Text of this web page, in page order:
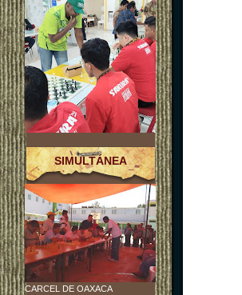
SIMULTÁNEA
CARCEL DE OAXACA